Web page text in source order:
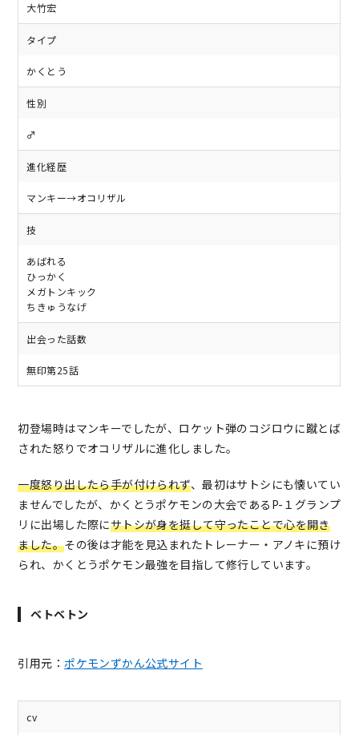
大竹宏
タイプ
かくとう
性別
♂
進化経歴
マンキー→オコリザル
技
あばれる
ひっかく
メガトンキック
ちきゅうなげ
出会った話数
無印第25話
初登場時はマンキーでしたが、ロケット弾のコジロウに蹴とば
された怒りでオコリザルに進化しました。
一度怒り出したら手が付けられず、最初はサトシにも懐いてい
ませんでしたが、かくとうポケモンの大会であるP-１グランプ
リに出場した際にサトシが身を挺して守ったことで心を開き
ました。その後は才能を見込まれたトレーナー・アノキに預け
られ、かくとうポケモン最強を目指して修行しています。
ベトベトン
引用元：ポケモンずかん公式サイト
cv